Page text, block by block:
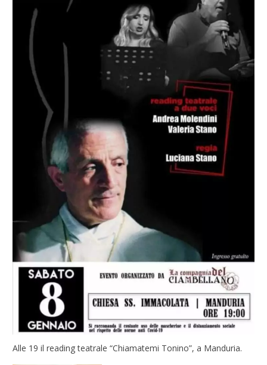
Alle 19 il reading teatrale “Chiamatemi Tonino”, a Manduria.